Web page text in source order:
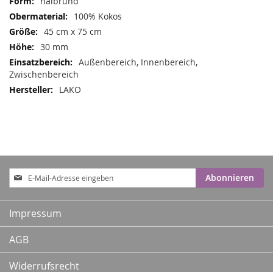
100% Kokos
45 cm x 75 cm
30 mm
Außenbereich, Innenbereich,
Zwischenbereich
LAKO
Anmeldung
zum
Newsletter:
Abonnieren
Impressum
AGB
Widerrufsrecht